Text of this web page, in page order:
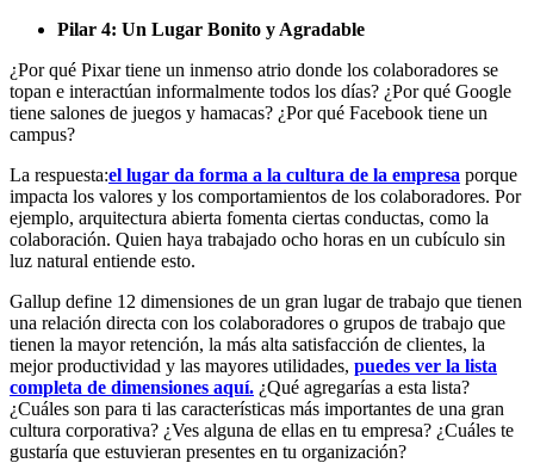
Pilar 4: Un Lugar Bonito y Agradable
¿Por qué Pixar tiene un inmenso atrio donde los colaboradores se
topan e interactúan informalmente todos los días? ¿Por qué Google
tiene salones de juegos y hamacas? ¿Por qué Facebook tiene un
campus?
La respuesta:el lugar da forma a la cultura de la empresa porque
impacta los valores y los comportamientos de los colaboradores. Por
ejemplo, arquitectura abierta fomenta ciertas conductas, como la
colaboración. Quien haya trabajado ocho horas en un cubículo sin
luz natural entiende esto.
Gallup define 12 dimensiones de un gran lugar de trabajo que tienen
una relación directa con los colaboradores o grupos de trabajo que
tienen la mayor retención, la más alta satisfacción de clientes, la
mejor productividad y las mayores utilidades, puedes ver la lista
completa de dimensiones aquí. ¿Qué agregarías a esta lista?
¿Cuáles son para ti las características más importantes de una gran
cultura corporativa? ¿Ves alguna de ellas en tu empresa? ¿Cuáles te
gustaría que estuvieran presentes en tu organización?